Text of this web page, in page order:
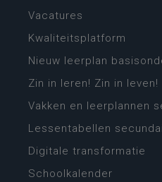
Vacatures
Kwaliteitsplatform
Nieuw leerplan
Zin in leren! Zin in leven!
Vakken en leerplannen
Lessentabellen
Digitale transformatie
Schoolkalender